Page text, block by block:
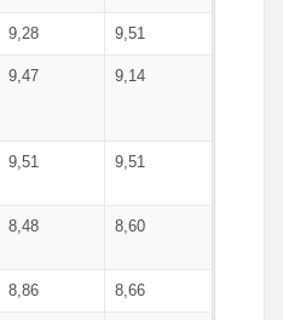
9,28 9,51
9,47 9,14
9,51 9,51
8,48 8,60
8,86 8,66